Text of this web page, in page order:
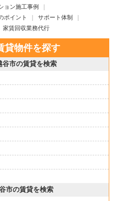
ョン施工事例
ポイント
サポート体制
家賃回収業務代行
貸物件を探す
谷市の賃貸を検索
市の賃貸を検索